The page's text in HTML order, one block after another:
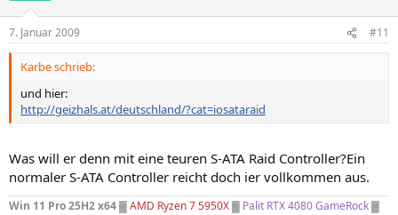
7. Januar 2009 #11
Karbe schrieb:
und hier:
http://geizhals.at/deutschland/?cat=iosataraid
Was will er denn mit eine teuren S-ATA Raid Controller?Ein
normaler S-ATA Controller reicht doch ier vollkommen aus.
Win 11 Pro 25H2 x64▓AMD Ryzen 7 5950X▓ Palit RTX 4080 GameRock▓